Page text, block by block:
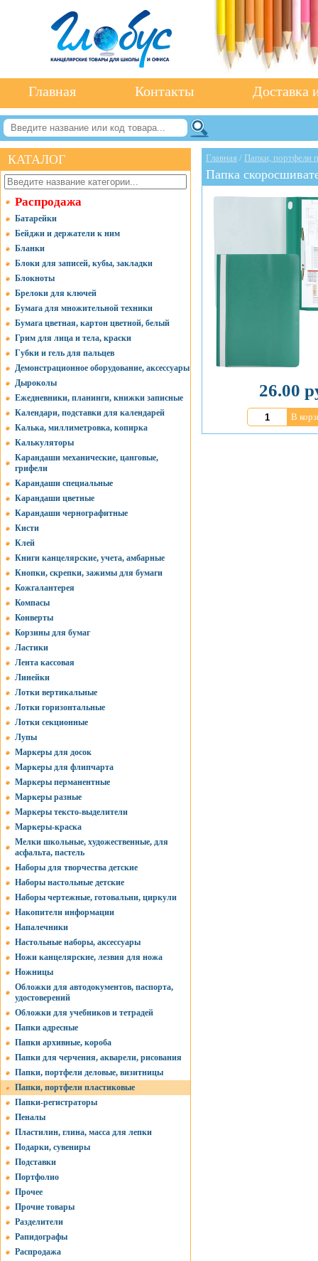
Главная Контакты Доставка
КАТАЛОГ
Распродажа
Батарейки
Бейджи и держатели к ним
Бланки
Блоки для записей, кубы, закладки
Блокноты
Брелоки для ключей
Бумага для множительной техники
Бумага цветная, картон цветной, белый
Грим для лица и тела, краски
Губки и гель для пальцев
Демонстрационное оборудование, аксессуары
Дыроколы
Ежедневники, планинги, книжки записные
Календари, подставки для календарей
Калька, миллиметровка, копирка
Калькуляторы
Карандаши механические, цанговые,
грифели
Карандаши специальные
Карандаши цветные
Карандаши чернографитные
Кисти
Клей
Книги канцелярские, учета, амбарные
Кнопки, скрепки, зажимы для бумаги
Кожгалантерея
Компасы
Конверты
Корзины для бумаг
Ластики
Лента кассовая
Линейки
Лотки вертикальные
Лотки горизонтальные
Лотки секционные
Лупы
Маркеры для досок
Маркеры для флипчарта
Маркеры перманентные
Маркеры разные
Маркеры тексто-выделители
Маркеры-краска
Мелки школьные, художественные, для
асфальта, пастель
Наборы для творчества детские
Наборы настольные детские
Наборы чертежные, готовальни, циркули
Накопители информации
Напалечники
Настольные наборы, аксессуары
Ножи канцелярские, лезвия для ножа
Ножницы
Обложки для автодокументов, паспорта,
удостоверений
Обложки для учебников и тетрадей
Папки адресные
Папки архивные, короба
Папки для черчения, акварели, рисования
Папки, портфели деловые, визитницы
Папки, портфели пластиковые
Папки-регистраторы
Пеналы
Пластилин, глина, масса для лепки
Подарки, сувениры
Подставки
Портфолио
Прочее
Прочие товары
Разделители
Рапидографы
Распродажа
Главная / Папки, портфели
Папка
26.00
В